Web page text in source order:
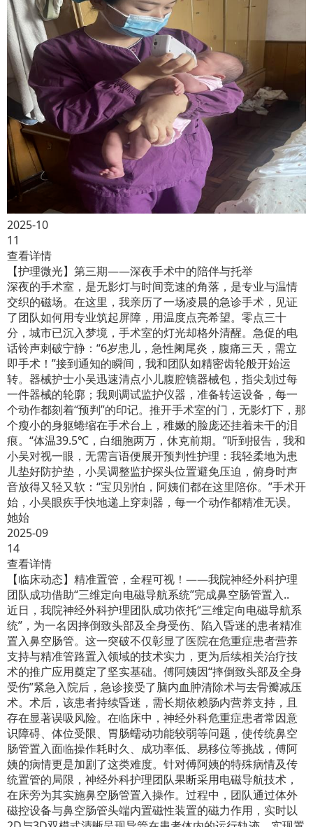
2025-10
11
查看详情
【护理微光】第三期——深夜手术中的陪伴与托举
深夜的手术室，是无影灯与时间竞速的角落，是专业与温情
交织的磁场。在这里，我亲历了一场凌晨的急诊手术，见证
了团队如何用专业筑起屏障，用温度点亮希望。零点三十
分，城市已沉入梦境，手术室的灯光却格外清醒。急促的电
话铃声刺破宁静：“6岁患儿，急性阑尾炎，腹痛三天，需立
即手术！”接到通知的瞬间，我和团队如精密齿轮般开始运
转。器械护士小吴迅速清点小儿腹腔镜器械包，指尖划过每
一件器械的轮廓；我则调试监护仪器，准备转运设备，每一
个动作都刻着“预判”的印记。推开手术室的门，无影灯下，那
个瘦小的身躯蜷缩在手术台上，稚嫩的脸庞还挂着未干的泪
痕。“体温39.5℃，白细胞两万，休克前期。”听到报告，我和
小吴对视一眼，无需言语便展开预判性护理：我轻柔地为患
儿垫好防护垫，小吴调整监护探头位置避免压迫，俯身时声
音放得又轻又软：“宝贝别怕，阿姨们都在这里陪你。”手术开
始，小吴眼疾手快地递上穿刺器，每一个动作都精准无误。
她始
2025-09
14
查看详情
【临床动态】精准置管，全程可视！——我院神经外科护理
团队成功借助“三维定向电磁导航系统”完成鼻空肠管置入..
近日，我院神经外科护理团队成功依托“三维定向电磁导航系
统”，为一名因摔倒致头部及全身受伤、陷入昏迷的患者精准
置入鼻空肠管。这一突破不仅彰显了医院在危重症患者营养
支持与精准管路置入领域的技术实力，更为后续相关治疗技
术的推广应用奠定了坚实基础。傅阿姨因“摔倒致头部及全身
受伤”紧急入院后，急诊接受了脑内血肿清除术与去骨瓣减压
术。术后，该患者持续昏迷，需长期依赖肠内营养支持，且
存在显著误吸风险。在临床中，神经外科危重症患者常因意
识障碍、体位受限、胃肠蠕动功能较弱等问题，使传统鼻空
肠管置入面临操作耗时久、成功率低、易移位等挑战，傅阿
姨的病情更是加剧了这类难度。针对傅阿姨的特殊病情及传
统置管的局限，神经外科护理团队果断采用电磁导航技术，
在床旁为其实施鼻空肠管置入操作。过程中，团队通过体外
磁控设备与鼻空肠管头端内置磁性装置的磁力作用，实时以